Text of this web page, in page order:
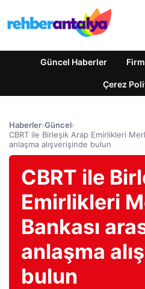
Güncel Haberler
Çerez
Haberler›Güncel›
CBRT ile Birleşik Arap Emirlikleri
anlaşma alışverişinde bulun
CBRT ile
Emirlikleri
Bankası
anlaşma
bulun